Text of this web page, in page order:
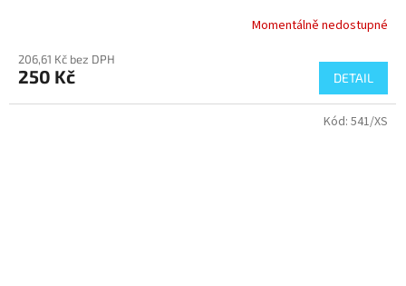
Momentálně nedostupné
206,61 Kč bez DPH
250 Kč DETAIL
Kód: 541/XS